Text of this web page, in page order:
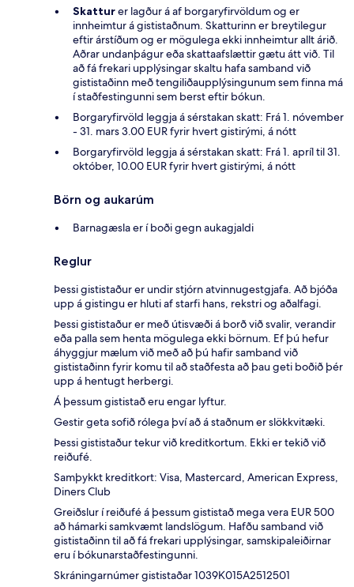
Skatturer lagður á af borgaryfirvöldum og er
innheimtur á gististaðnum. Skatturinn er breytilegur
eftir árstíðum og er mögulega ekki innheimtur allt árið.
Aðrar undanþágur eða skattaafslættir gætu átt við. Til
að fá frekari upplýsingar skaltu hafa samband við
gististaðinn með tengiliðaupplýsingunum sem finna má
í staðfestingunni sem berst eftir bókun.
Borgaryfirvöld leggja á sérstakan skatt: Frá 1. nóvember
- 31. mars 3.00 EUR fyrir hvert gistirými, á nótt
Borgaryfirvöld leggja á sérstakan skatt: Frá 1. apríl til 31.
október, 10.00 EUR fyrir hvert gistirými, á nótt
Börn og aukarúm
Barnagæsla er í boði gegn aukagjaldi
Reglur
Þessi gististaður er undir stjórn atvinnugestgjafa. Að bjóða
upp á gistingu er hluti af starfi hans, rekstri og aðalfagi.
Þessi gististaður er með útisvæði á borð við svalir, verandir
eða palla sem henta mögulega ekki börnum. Ef þú hefur
áhyggjur mælum við með að þú hafir samband við
gististaðinn fyrir komu til að staðfesta að þau geti boðið þér
upp á hentugt herbergi.
Á þessum gististað eru engar lyftur.
Gestir geta sofið rólega því að á staðnum er slökkvitæki.
Þessi gististaður tekur við kreditkortum. Ekki er tekið við
reiðufé.
Samþykkt kreditkort: Visa, Mastercard, American Express,
Diners Club
Greiðslur í reiðufé á þessum gististað mega vera EUR 500
að hámarki samkvæmt landslögum. Hafðu samband við
gististaðinn til að fá frekari upplýsingar, samskipaleiðirnar
eru í bókunarstaðfestingunni.
Skráningarnúmer gististaðar 1039Κ015Α2512501